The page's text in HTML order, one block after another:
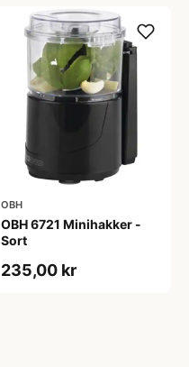
OBH
OBH 6721 Minihakker -
Sort
235,00 kr